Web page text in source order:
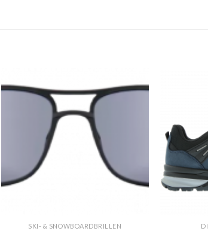
SKI- & SNOWBOARDBRILLEN